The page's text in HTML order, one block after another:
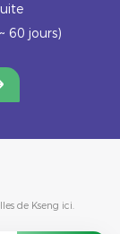
60 jours)
de Kseng ici.